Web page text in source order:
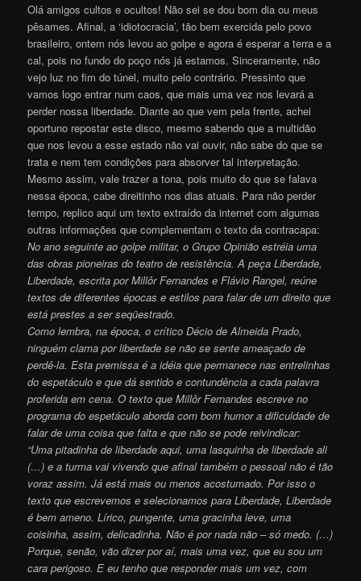
Olá amigos cultos e ocultos! Não sei se dou bom dia ou meus
pêsames. Afinal, a ‘idiotocracia’, tão bem exercida pelo povo
brasileiro, ontem nós levou ao golpe e agora é esperar a terra e a
cal, pois no fundo do poço nós já estamos. Sinceramente, não
vejo luz no fim do túnel, muito pelo contrário. Pressinto que
vamos logo entrar num caos, que mais uma vez nos levará a
perder nossa liberdade. Diante ao que vem pela frente, achei
oportuno repostar este disco, mesmo sabendo que a multidão
que nos levou a esse estado não vai ouvir, não sabe do que se
trata e nem tem condições para absorver tal interpretação.
Mesmo assim, vale trazer a tona, pois muito do que se falava
nessa época, cabe direitinho nos dias atuais. Para não perder
tempo, replico aqui um texto extraído da internet com algumas
outras informações que complementam o texto da contracapa:
No ano seguinte ao golpe militar, oGrupo Opinião estréia uma
das obras pioneiras doteatro de resistência. A peça Liberdade,
Liberdade, escrita porMillôr Fernandes eFlávio Rangel, reúne
textos de diferentes épocas e estilos para falar de um direito que
está prestes a ser seqüestrado.
Como lembra, na época, o críticoDécio de Almeida Prado,
ninguém clama por liberdade se não se sente ameaçado de
perdê-la. Esta premissa é a idéia que permanece nas entrelinhas
do espetáculo e que dá sentido e contundência a cada palavra
proferida em cena. O texto que Millôr Fernandes escreve no
programa do espetáculo aborda com bom humor a dificuldade de
falar de uma coisa que falta e que não se pode reivindicar:
“Uma pitadinha de liberdade aqui, uma lasquinha de liberdade ali
(…) e a turma vai vivendo que afinal também o pessoal não é tão
voraz assim. Já está mais ou menos acostumado. Por isso o
texto que escrevemos e selecionamos para Liberdade, Liberdade
é bem ameno. Lírico, pungente, uma gracinha leve, uma
coisinha, assim, delicadinha. Não é por nada não – só medo. (…)
Porque, senão, vão dizer por aí, mais uma vez, que eu sou um
cara perigoso. E eu tenho que responder mais um vez, com